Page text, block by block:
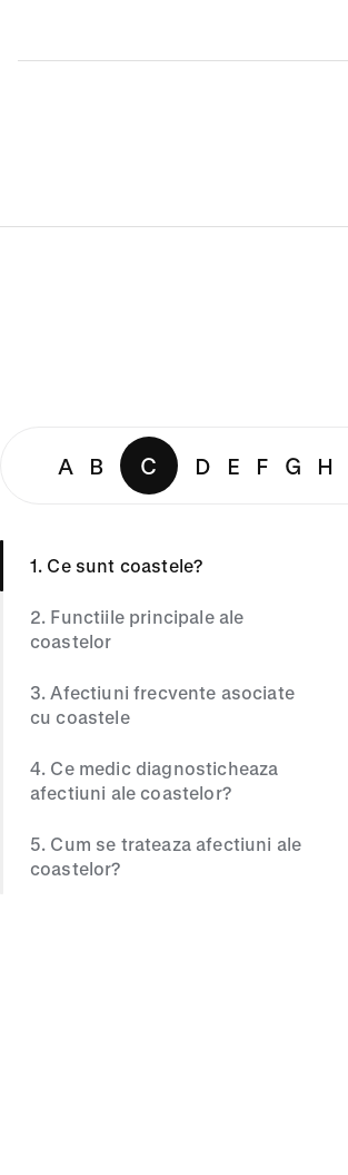
A B C D E F G H
1. Ce sunt coastele?
2. Functiile principale ale
coastelor
3. Afectiuni frecvente asociate
cu coastele
4. Ce medic diagnosticheaza
afectiuni ale coastelor?
5. Cum se trateaza afectiuni ale
coastelor?